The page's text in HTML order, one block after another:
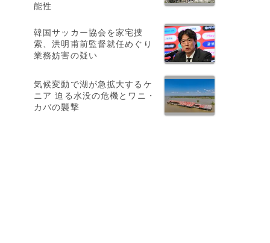
能性
韓国サッカー協会を家宅捜
索、洪明甫前監督就任めぐり
業務妨害の疑い
気候変動で湖が急拡大するケ
ニア 迫る水没の危機とワニ・
カバの襲撃